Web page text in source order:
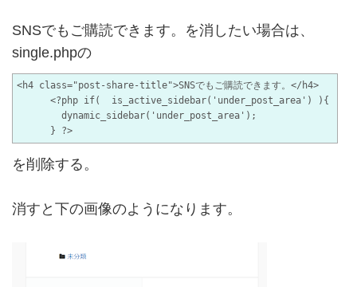
SNSでもご購読できます。を消したい場合は、
single.phpの
<h4 class="post-share-title">SNSでもご購読できます。</h4>
      <?php if(  is_active_sidebar('under_post_area') ){
        dynamic_sidebar('under_post_area');
を削除する。
消すと下の画像のようになります。